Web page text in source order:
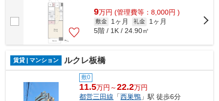
9万円 (管理費等：8,000円 )
敷金 1ヶ月 礼金
1ヶ月
5階 / 1K / 24.90㎡
賃貸 | マンション ルクレ板橋
敷0
11.5万円～22.2万円
都営三田線 「西巣鴨 」駅 徒歩6分